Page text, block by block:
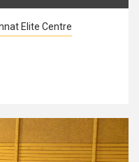
Elite Centre